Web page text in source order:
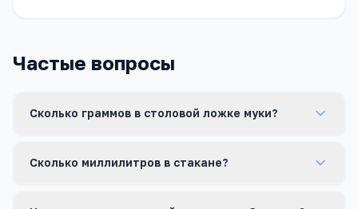
Частые вопросы
Сколько граммов в столовой ложке муки?
Сколько миллилитров в стакане?